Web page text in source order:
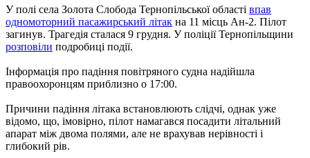
У полі села Золота Слобода Тернопільської області впав
одномоторний пасажирський літак на 11 місць Ан-2. Пілот
загинув. Трагедія сталася 9 грудня. У поліції Тернопільщини
розповіли подробиці події.
Інформація про падіння повітряного судна надійшла
правоохоронцям приблизно о 17:00.
Причини падіння літака встановлюють слідчі, однак уже
відомо, що, імовірно, пілот намагався посадити літальний
апарат між двома полями, але не врахував нерівності і
глибокий рів.